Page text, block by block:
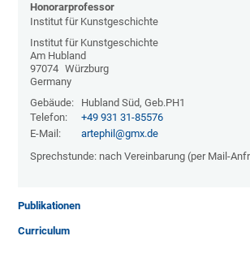
Honorarprofessor
Institut für Kunstgeschichte
Institut für Kunstgeschichte
Am Hubland
97074 Würzburg
Germany
Gebäude:
Hubland Süd, Geb.PH1
Telefon:
+49 931 31-85576
E-Mail:
artephil@gmx.de
Sprechstunde: nach Vereinbarung (per Mail-
Publikationen
Curriculum